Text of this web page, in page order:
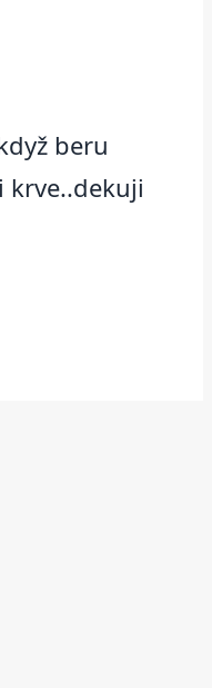
beru
krve..dekuji